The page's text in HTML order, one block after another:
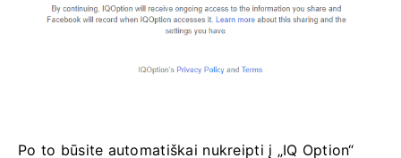
Po to būsite automatiškai nukreipti į „IQ Option“